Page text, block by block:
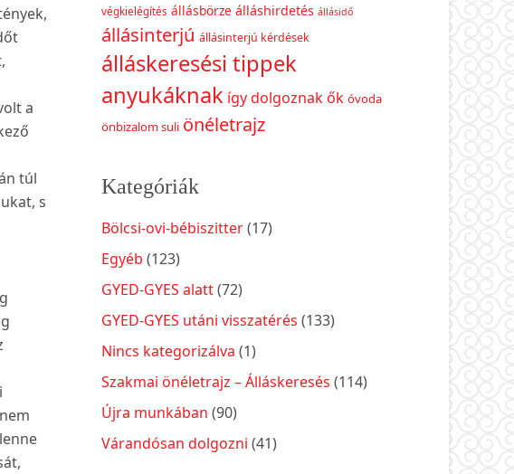
a
túl
s
végkielégítés állásbörze álláshirdetés állásidő
állásinterjú állásinterjú kérdések
álláskeresési tippek
anyukáknak így dolgoznak ők óvoda
önbizalom suli önéletrajz
Kategóriák
Bölcsi-ovi-bébiszitter(17)
Egyéb (123)
GYED-GYES alatt(72)
GYED-GYES utáni visszatérés (133)
Nincs kategorizálva (1)
Szakmai önéletrajz – Álláskeresés (114)
Újra munkában (90)
Várandósan dolgozni (41)